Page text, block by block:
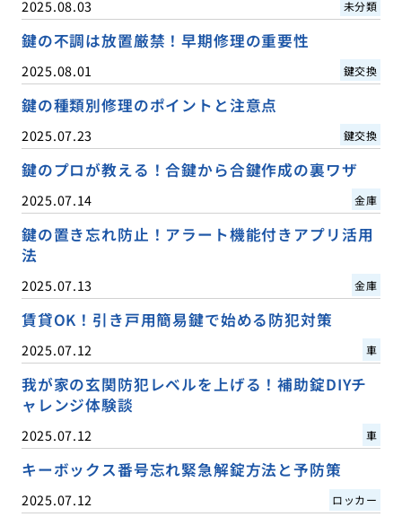
2025.08.03 未分類
鍵の不調は放置厳禁！早期修理の重要性
2025.08.01 鍵交換
鍵の種類別修理のポイントと注意点
2025.07.23 鍵交換
鍵のプロが教える！合鍵から合鍵作成の裏ワザ
2025.07.14 金庫
鍵の置き忘れ防止！アラート機能付きアプリ活用
法
2025.07.13 金庫
賃貸OK！引き戸用簡易鍵で始める防犯対策
2025.07.12 車
我が家の玄関防犯レベルを上げる！補助錠DIYチ
ャレンジ体験談
2025.07.12 車
キーボックス番号忘れ緊急解錠方法と予防策
2025.07.12 ロッカー